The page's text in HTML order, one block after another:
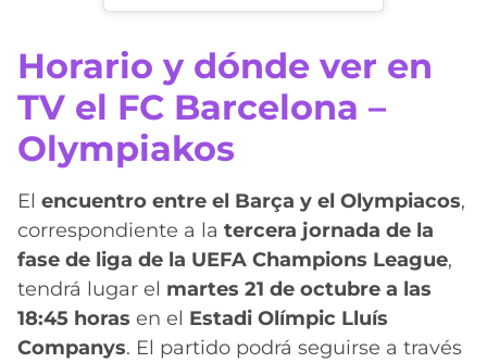
Horario y dónde ver en
TV el FC Barcelona –
Olympiakos
El encuentro entre el Barça y el Olympiacos,
correspondiente a la tercera jornada de la
fase de liga de la UEFA Champions League,
tendrá lugar el martes 21 de octubre a las
18:45 horas en el Estadi Olímpic Lluís
Companys. El partido podrá seguirse a través